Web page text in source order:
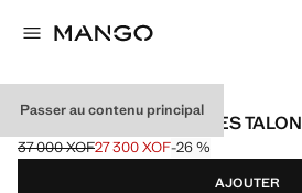
Passer au contenu principal
CHAUSSURES POINTUES TALON
Prix initial barré [37 000 XOF ]
37 000 XOF
Prix actuel [27 300 XOF ]
27 300 XOF-26 %
Choisissez une couleur
AJOUTER